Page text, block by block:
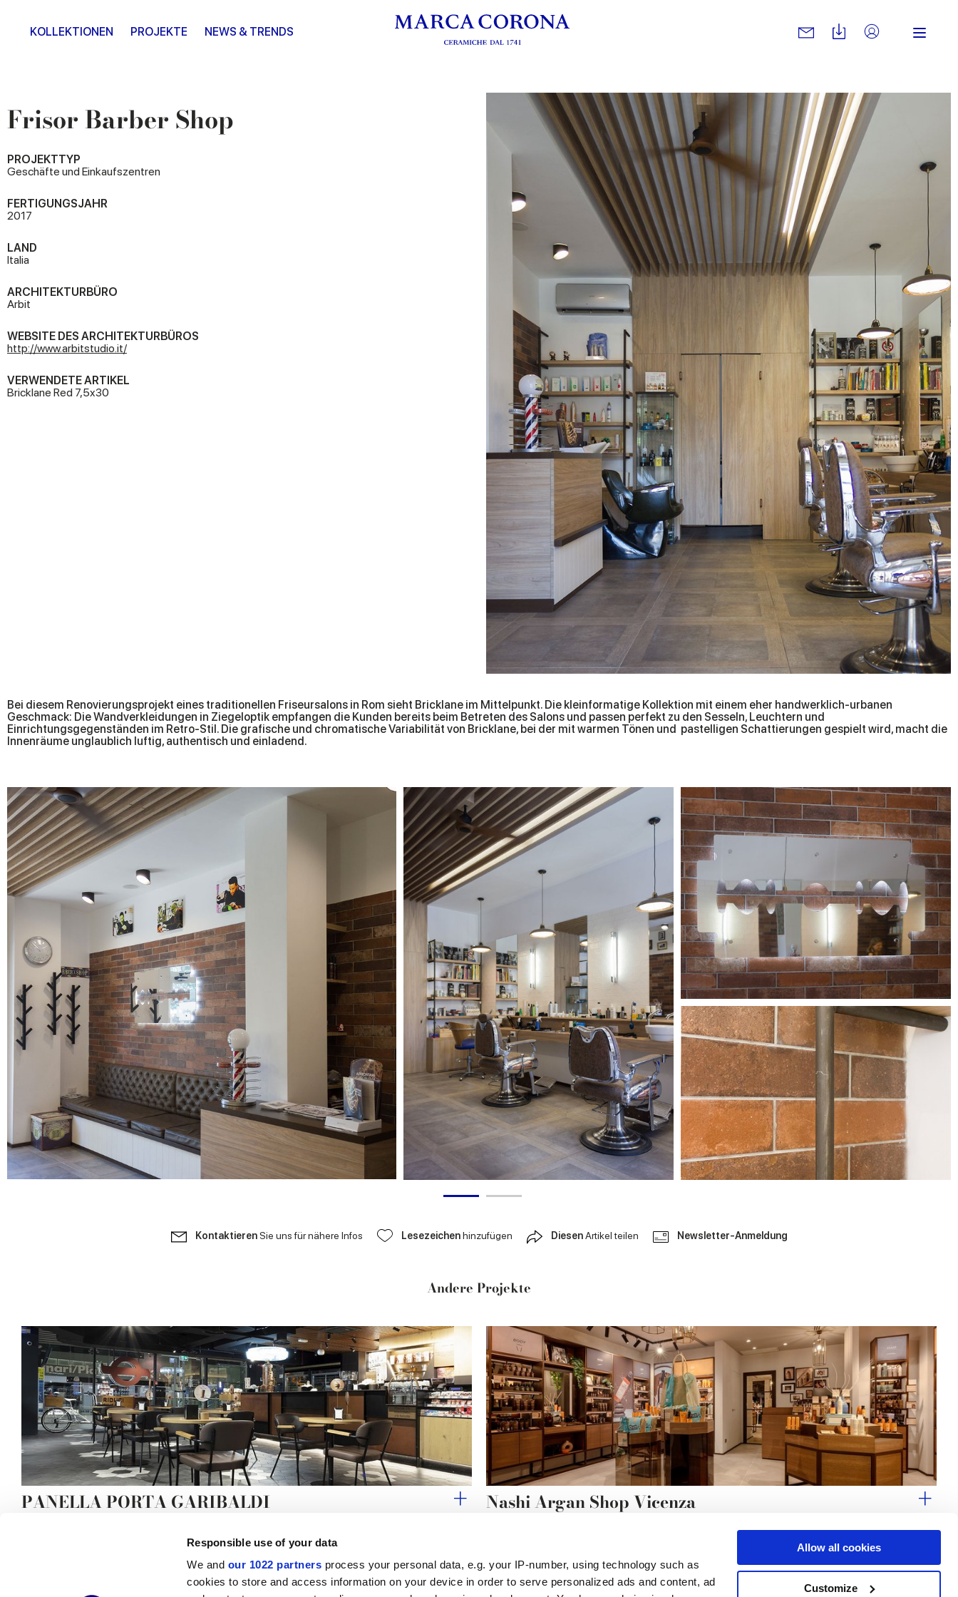
Responsible use of your data
We and our 1022 partners process your personal data, e.g. your IP-number, using technology such as
cookies to store and access information on your device in order to serve personalized ads and content, ad
Allow all cookies
Customize
KOLLEKTIONEN PROJEKTE NEWS & TRENDS
Frisor Barber Shop
PROJEKTTYP
Geschäfte und Einkaufszentren
FERTIGUNGSJAHR
2017
LAND
Italia
ARCHITEKTURBÜRO
Arbit
WEBSITE DES ARCHITEKTURBÜROS
http://www.arbitstudio.it/
VERWENDETE ARTIKEL
Bricklane Red 7,5x30
Bei diesem Renovierungsprojekt eines traditionellen Friseursalons in Rom sieht Bricklane im Mittelpunkt. Die kleinformatige Kollektion mit einem eher handwerklich-urbanen
Geschmack: Die Wandverkleidungen in Ziegeloptik empfangen die Kunden bereits beim Betreten des Salons und passen perfekt zu den Sesseln, Leuchtern und
Einrichtungsgegenständen im Retro-Stil. Die grafische und chromatische Variabilität von Bricklane, bei der mit warmen Tönen und pastelligen Schattierungen gespielt wird, macht die
Innenräume unglaublich luftig, authentisch und einladend.
KontaktierenSie uns für nähere Infos Lesezeichenhinzufügen DiesenArtikel teilen Newsletter-Anmeldung
Andere Projekte
PANELLA PORTA GARIBALDI Nashi Argan Shop Vicenza
Nützliche Links Rechtsraum Folgen Sie uns auf